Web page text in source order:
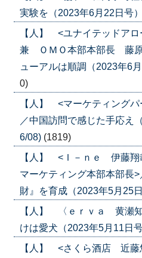
実験を（2023年6月22日号
【人】 <ユナイテッドア
兼 ＯＭＯ本部本部長 藤原
ューアルは順調（2023年6
0)
【人】 <マーケティング
／中国訪問で感じた手応え
6/08) (1819)
【人】 <Ｉ－ｎｅ 伊藤翔
マーケティング本部本部長
財』を育成（2023年5月25
【人】 〈ｅｒｖａ 黄瀬
けは愛犬（2023年5月11日
【人】 <さくら酒店 近